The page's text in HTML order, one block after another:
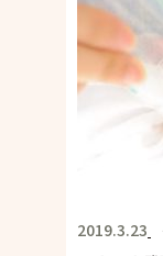
2019.3.23